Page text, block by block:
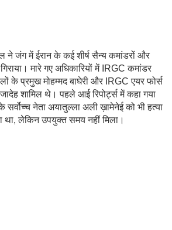
ने जंग में ईरान के कई शीर्ष सैन्य कमांडरों और
गिराया। मारे गए अधिकारियों में IRGC कमांडर
के प्रमुख मोहम्मद बाघेरी और IRGC एयर फोर्स
शामिल थे। पहले आई रिपोर्ट्स में कहा गया
सर्वोच्च नेता अयातुल्ला अली ख़ामेनेई को भी हत्या
था, लेकिन उपयुक्त समय नहीं मिला।